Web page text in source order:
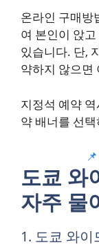
온라인 구매방
여 본인이 앉
있습니다. 단,
약하지 않으면
지정석 예약
약 배너를 선
도쿄 와
자주 물
1. 도쿄 와